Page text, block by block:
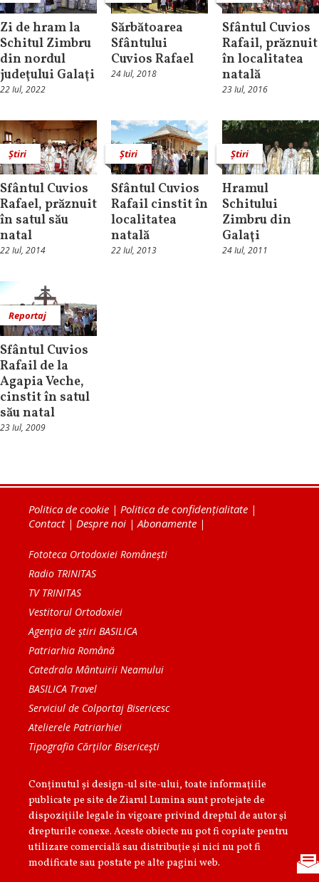
Zi de hram la
Schitul Zimbru
din nordul
judeţului Galaţi
22 Iul, 2022
Sărbătoarea
Sfântului
Cuvios Rafael
24 Iul, 2018
Sfântul Cuvios
Rafail, prăznuit
în localitatea
natală
23 Iul, 2016
Știri
Sfântul Cuvios
Rafael, prăznuit
în satul său
natal
22 Iul, 2014
Știri
Sfântul Cuvios
Rafail cinstit în
localitatea
natală
22 Iul, 2013
Știri
Hramul
Schitului
Zimbru din
Galaţi
24 Iul, 2011
Reportaj
Sfântul Cuvios
Rafail de la
Agapia Veche,
cinstit în satul
său natal
23 Iul, 2009
Politica de cookie | Politica de confidențialitate |
Contact| Despre noi | Abonamente |
Fototeca Ortodoxiei Românești
Radio TRINITAS
TV TRINITAS
Vestitorul Ortodoxiei
Agenţia de ştiri BASILICA
Patriarhia Română
Catedrala Mântuirii Neamului
BASILICA Travel
Serviciul de Colportaj Bisericesc
Atelierele Patriarhiei
Tipografia Cărţilor Bisericeşti
Conținutul și design-ul site-ului, toate informaţiile
publicate pe site de Ziarul Lumina sunt protejate de
dispoziţiile legale în vigoare privind dreptul de autor şi
drepturile conexe. Aceste obiecte nu pot fi copiate pentru
utilizare comercială sau distribuţie şi nici nu pot fi
modificate sau postate pe alte pagini web.